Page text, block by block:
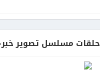
حلقات مسلسل تصوير